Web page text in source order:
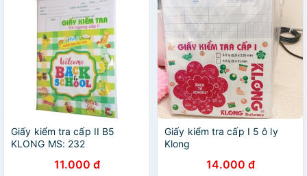
Giấy kiểm tra cấp II B5
KLONG MS: 232
11.000 đ
Giấy kiểm tra cấp I 5 ô ly
Klong
14.000 đ